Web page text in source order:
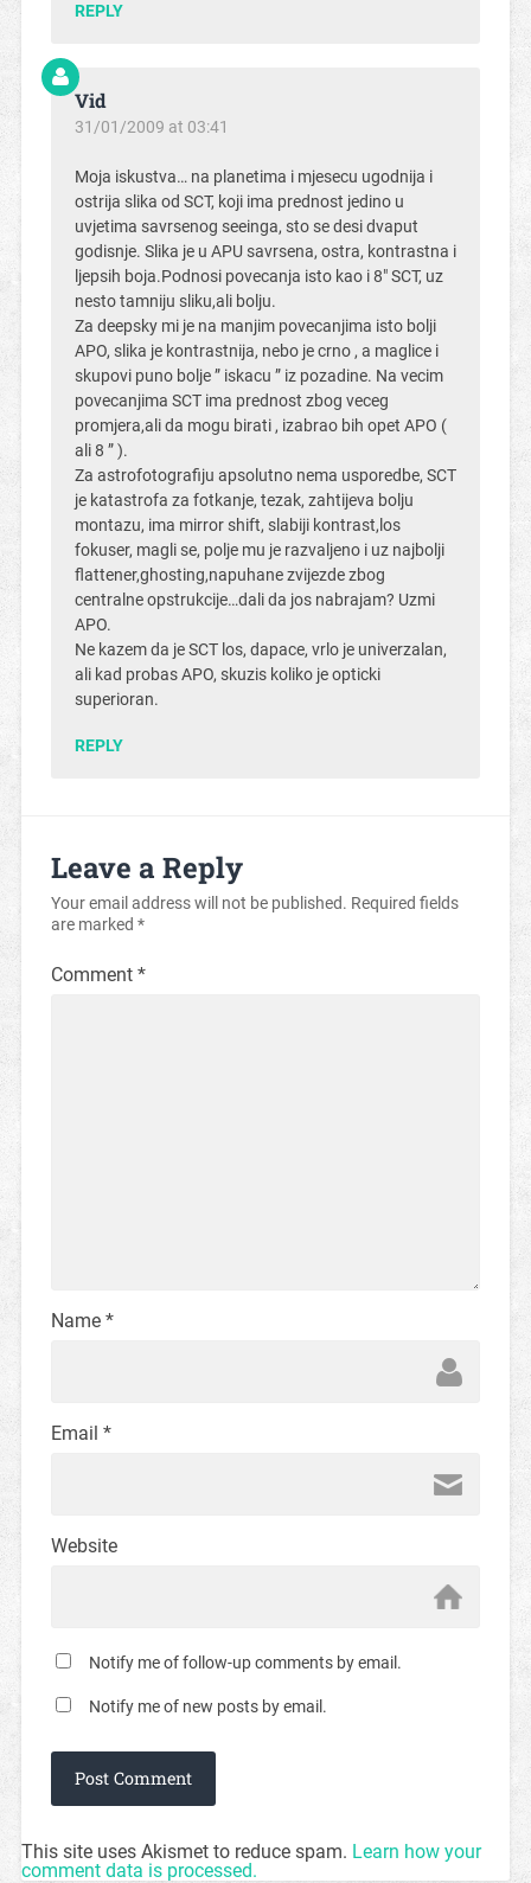
REPLY
Vid
31/01/2009 at 03:41
Moja iskustva… na planetima i mjesecu ugodnija i
ostrija slika od SCT, koji ima prednost jedino u
uvjetima savrsenog seeinga, sto se desi dvaput
godisnje. Slika je u APU savrsena, ostra, kontrastna i
ljepsih boja.Podnosi povecanja isto kao i 8″ SCT, uz
nesto tamniju sliku,ali bolju.
Za deepsky mi je na manjim povecanjima isto bolji
APO, slika je kontrastnija, nebo je crno , a maglice i
skupovi puno bolje ” iskacu ” iz pozadine. Na vecim
povecanjima SCT ima prednost zbog veceg
promjera,ali da mogu birati , izabrao bih opet APO (
ali 8 ” ).
Za astrofotografiju apsolutno nema usporedbe, SCT
je katastrofa za fotkanje, tezak, zahtijeva bolju
montazu, ima mirror shift, slabiji kontrast,los
fokuser, magli se, polje mu je razvaljeno i uz najbolji
flattener,ghosting,napuhane zvijezde zbog
centralne opstrukcije…dali da jos nabrajam? Uzmi
APO.
Ne kazem da je SCT los, dapace, vrlo je univerzalan,
ali kad probas APO, skuzis koliko je opticki
superioran.
REPLY
Leave a Reply
Your email address will not be published. Required fields
are marked *
Comment *
Name *
Email *
Website
Notify me of follow-up comments by email.
Notify me of new posts by email.
This site uses Akismet to reduce spam. Learn how your
comment data is processed.